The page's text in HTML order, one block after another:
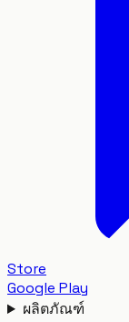
Store
Google Play
ผลิตภัณฑ์